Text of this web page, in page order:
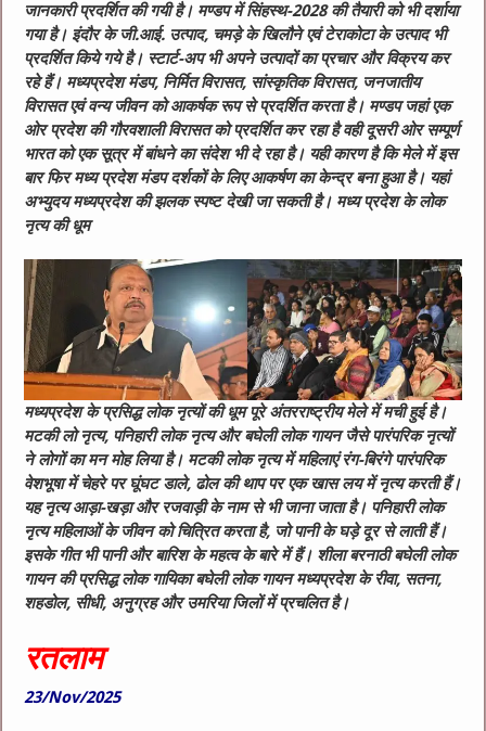
जानकारी प्रदर्शित की गयी है। मण्डप में सिंहस्थ-2028 की तैयारी को भी दर्शाया
गया है। इंदौर के जी.आई. उत्पाद, चमड़े के खिलौने एवं टेराकोटा के उत्पाद भी
प्रदर्शित किये गये है। स्टार्ट-अप भी अपने उत्पादों का प्रचार और विक्रय कर
रहे हैं। मध्यप्रदेश मंडप, निर्मित विरासत, सांस्कृतिक विरासत, जनजातीय
विरासत एवं वन्य जीवन को आकर्षक रूप से प्रदर्शित करता है। मण्डप जहां एक
ओर प्रदेश की गौरवशाली विरासत को प्रदर्शित कर रहा है वही दूसरी ओर सम्पूर्ण
भारत को एक सूत्र में बांधने का संदेश भी दे रहा है। यही कारण है कि मेले में इस
बार फिर मध्य प्रदेश मंडप दर्शकों के लिए आकर्षण का केन्द्र बना हुआ है। यहां
अभ्युदय मध्यप्रदेश की झलक स्पष्ट देखी जा सकती है। मध्य प्रदेश के लोक
नृत्य की धूम
मध्यप्रदेश के प्रसिद्ध लोक नृत्यों की धूम पूरे अंतरराष्ट्रीय मेले में मची हुई है।
मटकी लो नृत्य, पनिहारी लोक नृत्य और बघेली लोक गायन जैसे पारंपरिक नृत्यों
ने लोगों का मन मोह लिया है। मटकी लोक नृत्य में महिलाएं रंग-बिरंगे पारंपरिक
वेशभूषा में चेहरे पर घूंघट डाले, ढोल की थाप पर एक खास लय में नृत्य करती हैं।
यह नृत्य आड़ा-खड़ा और रजवाड़ी के नाम से भी जाना जाता है। पनिहारी लोक
नृत्य महिलाओं के जीवन को चित्रित करता है, जो पानी के घड़े दूर से लाती हैं।
इसके गीत भी पानी और बारिश के महत्व के बारे में हैं। शीला बरनाठी बघेली लोक
गायन की प्रसिद्ध लोक गायिका बघेली लोक गायन मध्यप्रदेश के रीवा, सतना,
शहडोल, सीधी, अनुग्रह और उमरिया जिलों में प्रचलित है।
रतलाम
23/Nov/2025